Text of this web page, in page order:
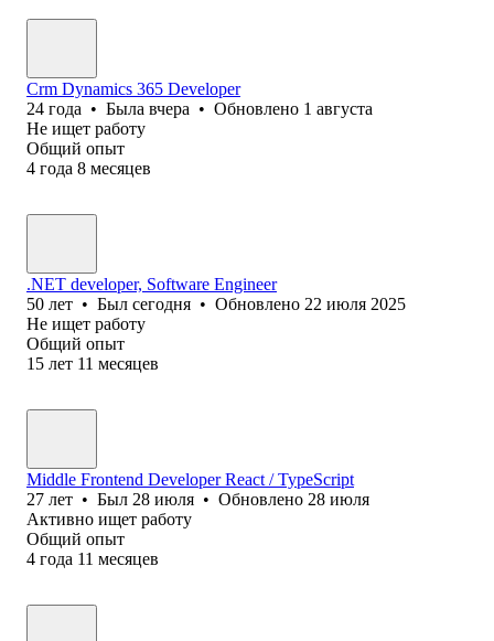
Crm Dynamics 365 Developer
24 года • Была вчера • Обновлено 1 августа
Не ищет работу
Общий опыт
4 года 8 месяцев
.NET developer, Software Engineer
50 лет • Был сегодня • Обновлено 22 июля 2025
Не ищет работу
Общий опыт
15 лет 11 месяцев
Middle Frontend Developer React / TypeScript
27 лет • Был 28 июля • Обновлено 28 июля
Активно ищет работу
Общий опыт
4 года 11 месяцев